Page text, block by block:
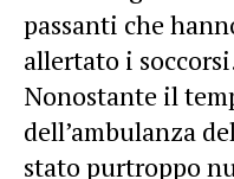
passanti che
allertato i
Nonostante il
dell’ambulanza
stato purtroppo